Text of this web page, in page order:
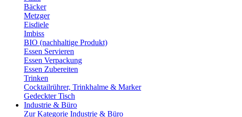
Bäcker
Metzger
Eisdiele
Imbiss
BIO (nachhaltige Produkt)
Essen Servieren
Essen Verpackung
Essen Zubereiten
Trinken
Cocktailrührer, Trinkhalme & Marker
Gedeckter Tisch
Industrie & Büro
Zur Kategorie Industrie & Büro